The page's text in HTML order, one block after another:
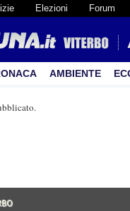
Elezioni Forum
AMBIENTE